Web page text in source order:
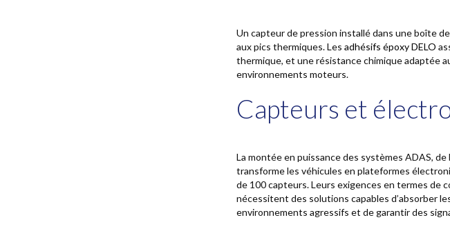
Un capteur de pression installé dans une boîte
aux pics thermiques. Les adhésifs époxy DELO
thermique, et une résistance chimique adaptée
environnements moteurs.
Capteurs et
La montée en puissance des systèmes ADAS,
transforme les véhicules en plateformes
de 100 capteurs. Leurs exigences en termes de
nécessitent des solutions capables d’absorber
environnements agressifs et de garantir des